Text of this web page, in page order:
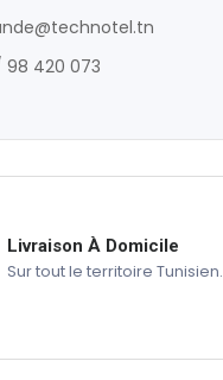
98 420 073
Livraison À Domicile
Sur tout le territoire Tunisien.